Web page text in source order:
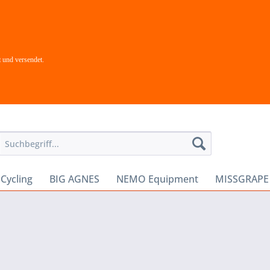
versendet.
BIG AGNES NEMO Equipment MISSGRAPE